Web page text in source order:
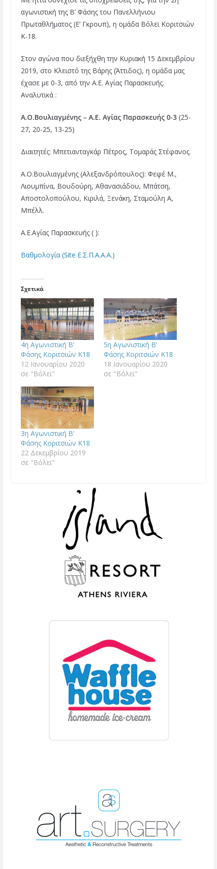
c
e
o
k
i
t
r
n
e
s
αγωνιστική της Β’ Φάσης του Πανελλήνιου
Πρωταθλήματος (Ε’ Γκρουπ), η ομάδα Βόλεϊ Κοριτσιών
Κ-18.
Στον αγώνα που διεξήχθη την Κυριακή 15 Δεκεμβρίου
2019, στο Κλειστό της Βάρης (Άττιδος), η ομάδα μας
έχασε με 0-3, από την Α.Ε. Αγίας Παρασκευής.
Αναλυτικά :
Α.Ο.Βουλιαγμένης – Α.Ε. Αγίας Παρασκευής 0-3(25-
27, 20-25, 13-25)
Διαιτητές: Μπετιανταγκάρ Πέτρος, Τομαράς Στέφανος.
Α.Ο.Βουλιαγμένης (Αλεξανδρόπουλος): Φεφέ Μ.,
Λιουμπίνα, Βουδούρη, Αθανασιάδου, Μπάτση,
Αποστολοπούλου, Κιριλά, Ξενάκη, Σταμούλη Α,
Μπέλλ.
Α.Ε.Αγίας Παρασκευής ( ):
Βαθμολογία (Site Ε.Σ.Π.Α.Α.Α.)
Σχετικά
4η Αγωνιστική Β’
Φάσης Κοριτσιών Κ18
12 Ιανουαρίου 2020
σε "Βόλεϊ"
5η Αγωνιστική Β’
Φάσης Κοριτσιών Κ18
18 Ιανουαρίου 2020
σε "Βόλεϊ"
3η Αγωνιστική Β’
Φάσης Κοριτσιών Κ18
22 Δεκεμβρίου 2019
σε "Βόλεϊ"